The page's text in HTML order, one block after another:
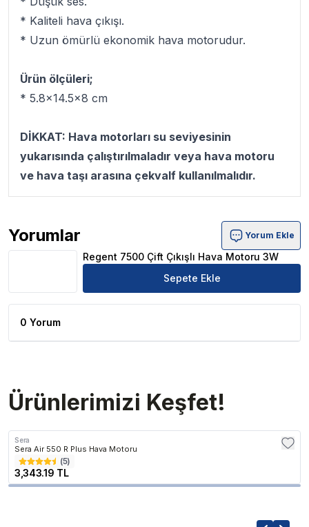
* Kaliteli hava çıkışı.
* Uzun ömürlü ekonomik hava motorudur.
Ürün ölçüleri;
* 5.8x14.5x8 cm
DİKKAT: Hava motorları su seviyesinin
yukarısında çalıştırılmaladır veya hava motoru
ve hava taşı arasına çekvalf kullanılmalıdır.
Yorumlar
Regent 7500 Çift Çıkışlı Hava Motoru 3W Ürün Yorumları
Yorum Ekle
Regent 7500 Çift Çıkışlı Hava Motoru 3W
Sepete Ekle
0 Yorum
Ürünlerimizi Keşfet!
Sera
Sera Air 550 R Plus Hava Motoru
(5)
3,343.19 TL